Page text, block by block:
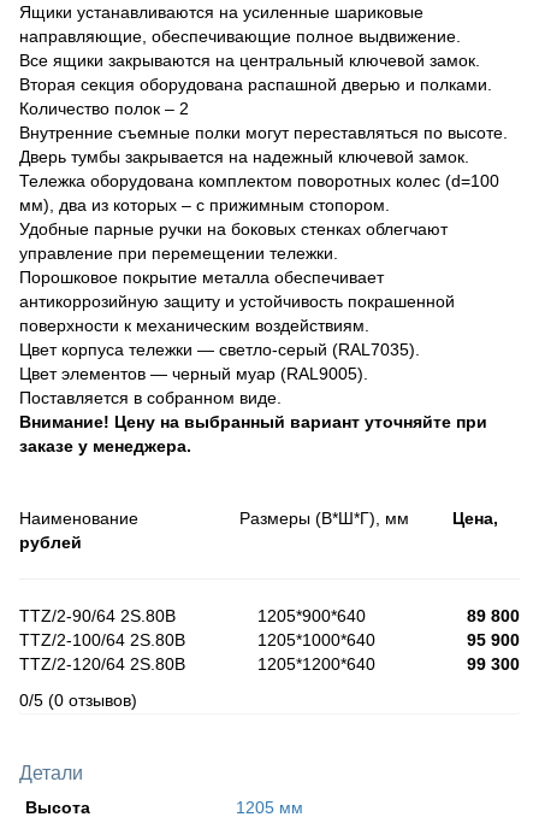
Ящики устанавливаются на усиленные шариковые
направляющие, обеспечивающие полное выдвижение.
Все ящики закрываются на центральный ключевой замок.
Вторая секция оборудована распашной дверью и полками.
Количество полок – 2
Внутренние съемные полки могут переставляться по высоте.
Дверь тумбы закрывается на надежный ключевой замок.
Тележка оборудована комплектом поворотных колес (d=100
мм), два из которых – с прижимным стопором.
Удобные парные ручки на боковых стенках облегчают
управление при перемещении тележки.
Порошковое покрытие металла обеспечивает
антикоррозийную защиту и устойчивость покрашенной
поверхности к механическим воздействиям.
Цвет корпуса тележки — светло-серый (RAL7035).
Цвет элементов — черный муар (RAL9005).
Поставляется в собранном виде.
Внимание! Цену на выбранный вариант уточняйте при
заказе у менеджера.
Наименование Размеры (В*Ш*Г), мм Цена,
рублей
TTZ/2-90/64 2S.80B 1205*900*640 89 800
TTZ/2-100/64 2S.80B 1205*1000*640 95 900
TTZ/2-120/64 2S.80B 1205*1200*640 99 300
0/5 (0 отзывов)
Детали
Высота 1205 мм